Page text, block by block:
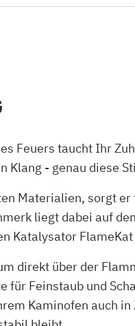
Feuers taucht Ihr
Klang - genau diese
Materialien, sorgt
liegt dabei auf
Katalysator
direkt über der
für Feinstaub und
Kaminofen auch